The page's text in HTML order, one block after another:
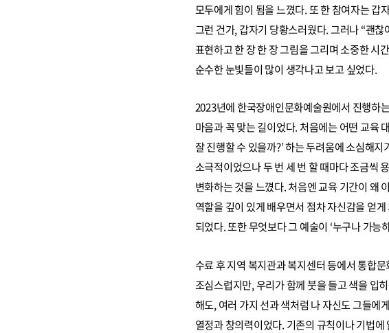
모두에게 힘이 됨을 느꼈다. 또 한 참여자는 갑
그런 건가, 갑자기 당황스러웠다. 그러나 “괜
표현하고 한 장 한 장 그림을 그리며 소중한 시
순수한 눈빛들이 많이 생각나고 보고 싶었다.
2023년에 한국장애인문화예술원에서 진행하
마음과 꼭 맞는 길이었다. 처음에는 어떤 교육
잘 진행할 수 있을까?’ 하는 두려움에 소심해
소극적이었으나 두 번 세 번 할 때마다 조금씩
변화하는 것을 느꼈다. 처음엔 교육 기간이 왜
역할을 깊이 있게 배우면서 점차 자신감을 얻
되었다. 또한 무엇보다 그 예술이 ‘누구나 가
수료 후 지역 복지관과 복지센터 등에서 통합
조심스럽지만, 우리가 함께 붓을 들고 색을 입
해도, 여러 가지 선과 색처럼 나 자신도 그들에
열정과 창의력이었다. 기존의 규칙이나 기법